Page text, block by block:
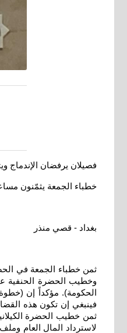
فصيلان يرفضان الإندماج
خطباء الجمعة يثمّنون
بغداد - قصي منذر
ثمن خطباء الجمعة في
وخطيب الحضرة الحنفية
الحكومة). مؤكداً إن
فينبغي إن تكون هذه
ثمن خطيب الحضرة
لاسترداد المال العام